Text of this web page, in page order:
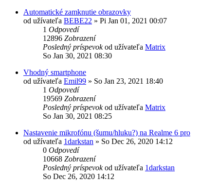
Automatické zamknutie obrazovky
od užívateľa BEBE22 » Pi Jan 01, 2021 00:07
1 Odpovedí
12896 Zobrazení
Posledný príspevokod užívateľa Matrix
So Jan 30, 2021 08:30
Vhodný smartphone
od užívateľa Emil99 » So Jan 23, 2021 18:40
1 Odpovedí
19569 Zobrazení
Posledný príspevokod užívateľa Matrix
So Jan 30, 2021 08:25
Nastavenie mikrofónu (šumu/hluku?) na Realme 6 pro
od užívateľa 1darkstan » So Dec 26, 2020 14:12
0 Odpovedí
10668 Zobrazení
Posledný príspevokod užívateľa 1darkstan
So Dec 26, 2020 14:12